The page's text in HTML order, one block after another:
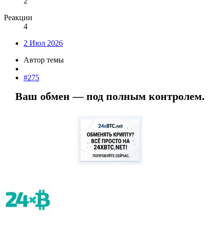
Реакции
4
2 Июл 2026
Автор темы
#275
Ваш обмен — под полным контролем.